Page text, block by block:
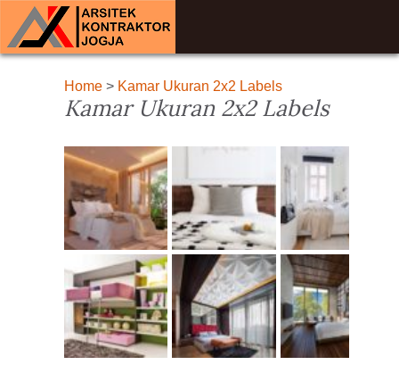
Home> Kamar Ukuran 2x2 Labels
Kamar Ukuran 2x2 Labels